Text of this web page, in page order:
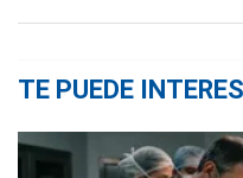
TE PUEDE